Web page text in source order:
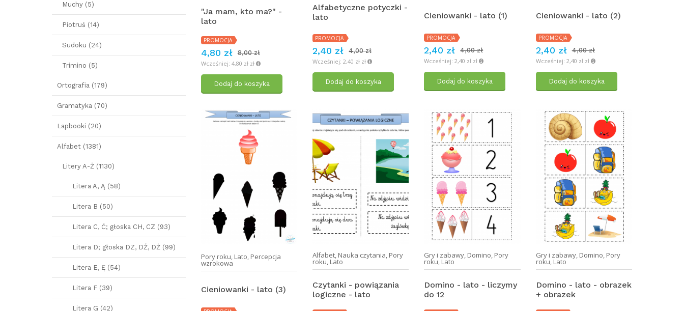
"Ja mam, kto ma?" -
lato
PROMOCJA
4,80 zł
8,00 zł
Wcześniej: 4,80 zł zł
Dodaj do koszyka
Alfabetyczne potyczki -
lato
PROMOCJA
2,40 zł
4,00 zł
Wcześniej: 2,40 zł zł
Dodaj do koszyka
Cieniowanki - lato (1)
PROMOCJA
2,40 zł
4,00 zł
Wcześniej: 2,40 zł zł
Dodaj do koszyka
Cieniowanki - lato (2)
PROMOCJA
2,40 zł
4,00 zł
Wcześniej: 2,40 zł zł
Dodaj do koszyka
Pory roku, Lato, Percepcja
wzrokowa
Cieniowanki - lato (3)
Alfabet, Nauka czytania, Pory
roku, Lato
Czytanki - powiązania
logiczne - lato
Gry i zabawy, Domino, Pory
roku, Lato
Domino - lato - liczymy
do 12
Gry i zabawy, Domino, Pory
roku, Lato
Domino - lato - obrazek
+ obrazek
Muchy (5)
Piotruś (14)
Sudoku (24)
Trimino (5)
Ortografia (179)
Gramatyka (70)
Lapbooki (20)
Alfabet (1381)
Litery A-Ż (1130)
Litera A, Ą (58)
Litera B (50)
Litera C, Ć; głoska CH, CZ (93)
Litera D; głoska DZ, DŹ, DŻ (99)
Litera E, Ę (54)
Litera F (39)
Litera G (42)